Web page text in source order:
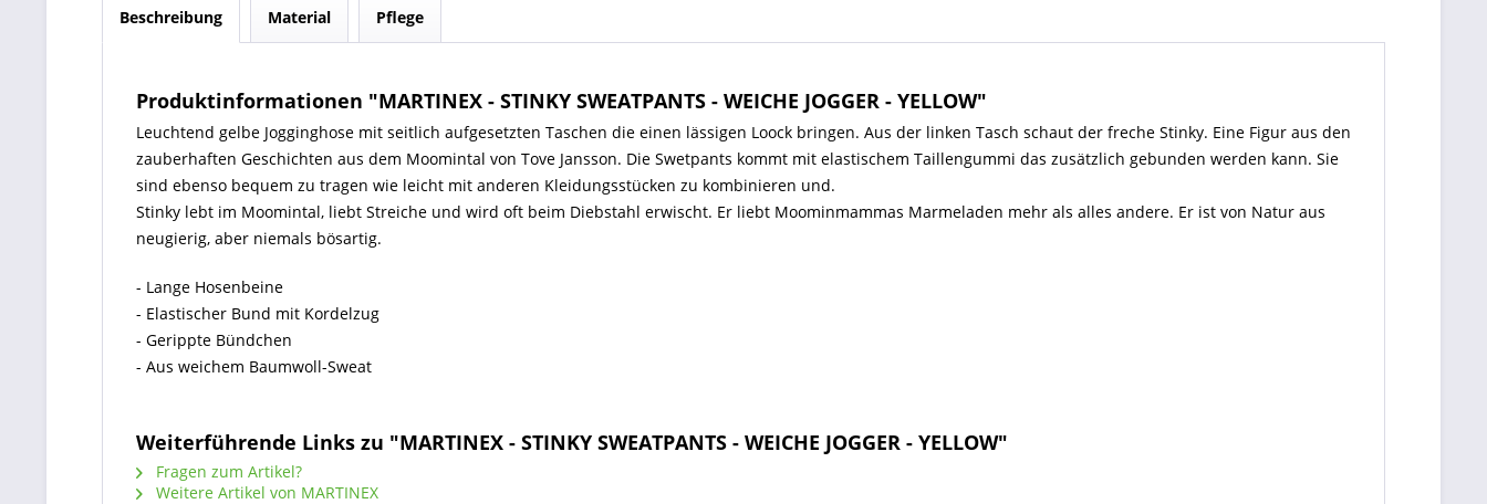
Beschreibung Material Pflege
Produktinformationen "MARTINEX - STINKY SWEATPANTS - WEICHE JOGGER - YELLOW"
Leuchtend gelbe Jogginghose mit seitlich aufgesetzten Taschen die einen lässigen Loock bringen. Aus der linken Tasch schaut der freche Stinky. Eine Figur aus den
zauberhaften Geschichten aus dem Moomintal von Tove Jansson. Die Swetpants kommt mit elastischem Taillengummi das zusätzlich gebunden werden kann. Sie
sind ebenso bequem zu tragen wie leicht mit anderen Kleidungsstücken zu kombinieren und.
Stinky lebt im Moomintal, liebt Streiche und wird oft beim Diebstahl erwischt. Er liebt Moominmammas Marmeladen mehr als alles andere. Er ist von Natur aus
neugierig, aber niemals bösartig.
- Lange Hosenbeine
- Elastischer Bund mit Kordelzug
- Gerippte Bündchen
- Aus weichem Baumwoll-Sweat
Weiterführende Links zu "MARTINEX - STINKY SWEATPANTS - WEICHE JOGGER - YELLOW"
Fragen zum Artikel?
Weitere Artikel von MARTINEX